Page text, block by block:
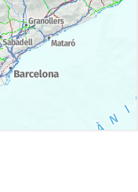
Anglès i
(per a més